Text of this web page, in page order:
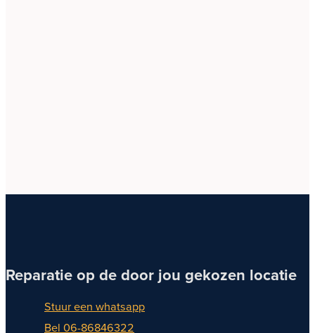
Reparatie op de door jou gekozen locatie
Stuur een whatsapp
Bel 06-86846322